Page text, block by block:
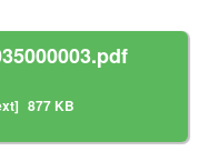
877 KB